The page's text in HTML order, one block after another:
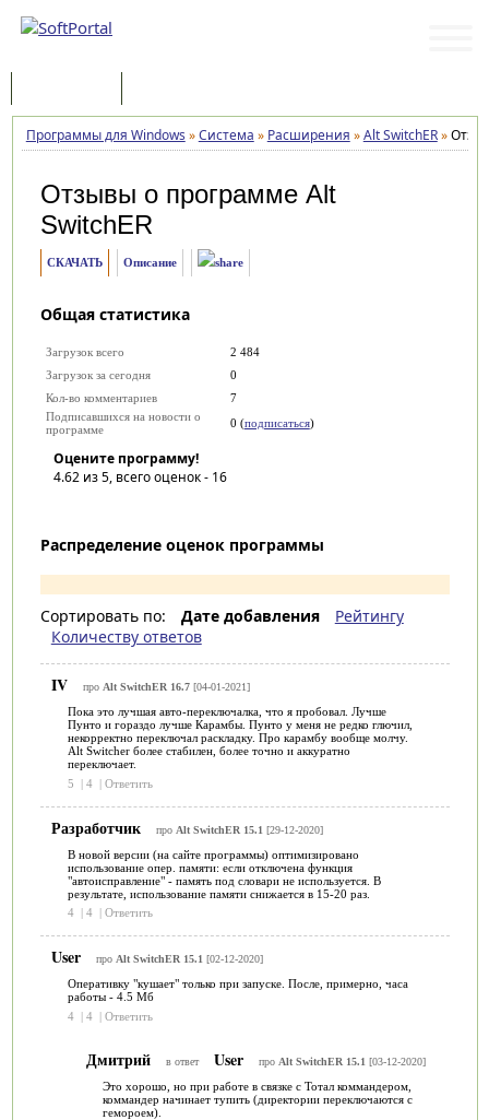
Программы для Windows »Система » Расширения »Alt SwitchER»
Отзывы о программе Alt
SwitchER
СКАЧАТЬ Описание
Общая статистика
Загрузок всего
2 484
Загрузок за сегодня
0
Кол-во комментариев
7
Подписавшихся на новости о
программе
0 (подписаться)
Оцените программу!
4.62из 5, всего оценок - 16
Распределение оценок программы
Сортировать по: Дате добавления
Рейтингу
Количеству ответов
IV про Alt SwitchER 16.7[04-01-2021]
Пока это лучшая авто-переключалка, что я пробовал. Лучше
Пунто и гораздо лучше Карамбы. Пунто у меня не редко глючил,
некорректно переключал раскладку. Про карамбу вообще молчу.
Alt Switcher более стабилен, более точно и аккуратно
переключает.
5
| 4 | Ответить
Разработчик про Alt SwitchER 15.1 [29-12-2020]
В новой версии (на сайте программы) оптимизировано
использование опер. памяти: если отключена функция
"автоисправление" - память под словари не используется. В
результате, использование памяти снижается в 15-20 раз.
4 | 4 | Ответить
User про Alt SwitchER 15.1 [02-12-2020]
Оперативку "кушает" только при запуске. После, примерно, часа
работы - 4.5 Мб
4 | 4 | Ответить
Дмитрий в ответ User про Alt SwitchER 15.1 [03-12-2020]
Это хорошо, но при работе в связке с Тотал коммандером,
коммандер начинает тупить (директории переключаются с
гемороем).